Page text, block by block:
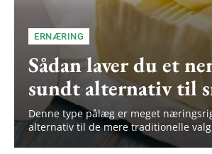
Subscription
ERNÆRING
Sådan laver du et
sundt alternativ til
Denne type pålæg er meget
alternativ til de mere traditionelle